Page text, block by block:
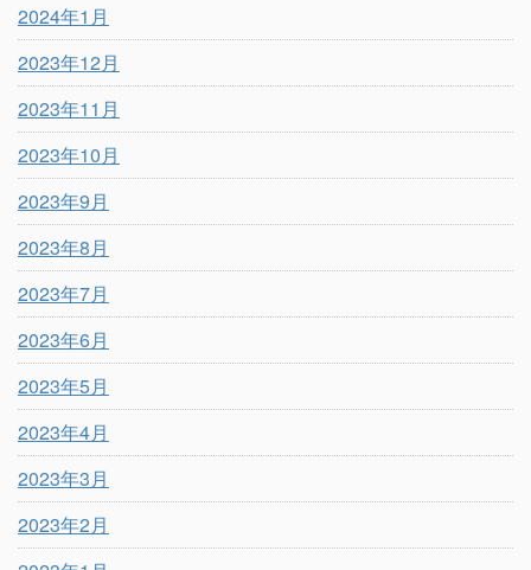
2024年1月
2023年12月
2023年11月
2023年10月
2023年9月
2023年8月
2023年7月
2023年6月
2023年5月
2023年4月
2023年3月
2023年2月